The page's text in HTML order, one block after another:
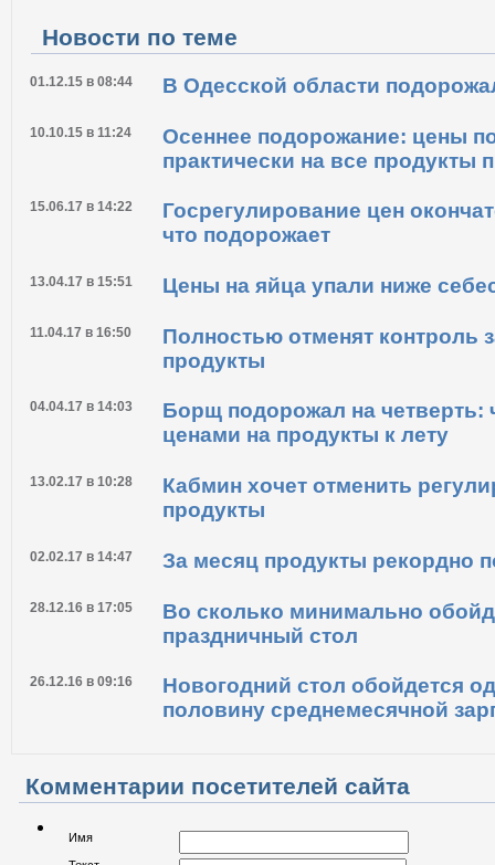
Новости по теме
01.12.15 в 08:44 В Одесской области
10.10.15 в 11:24
Осеннее подорожание: цены
практически на все продукты
15.06.17 в 14:22
Госрегулирование цен
что подорожает
13.04.17 в 15:51 Цены на яйца упали ниже
11.04.17 в 16:50
Полностью отменят контроль
продукты
04.04.17 в 14:03
Борщ подорожал на четверть:
ценами на продукты к лету
13.02.17 в 10:28
Кабмин хочет отменить
продукты
02.02.17 в 14:47 За месяц продукты рекордно
28.12.16 в 17:05
Во сколько минимально
праздничный стол
26.12.16 в 09:16
Новогодний стол обойдется
половину среднемесячной
Комментарии посетителей сайта
Имя